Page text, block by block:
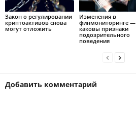
Закон о регулировании
криптоактивов снова
могут отложить
Изменения в
финмониторинге —
каковы признаки
подозрительного
поведения
Добавить комментарий